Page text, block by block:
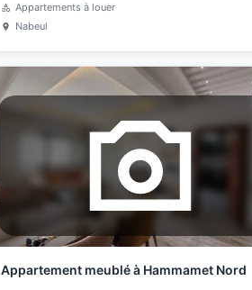
Appartements à louer
Nabeul
Appartement meublé à Hammamet Nord